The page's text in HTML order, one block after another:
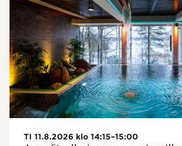
TI 11.8.2026 klo 14:15–15:00